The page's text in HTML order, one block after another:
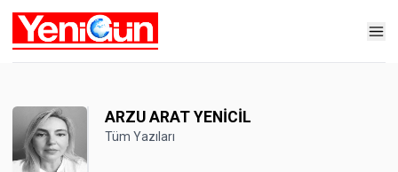
ARZU ARAT YENİCİL
Tüm Yazıları